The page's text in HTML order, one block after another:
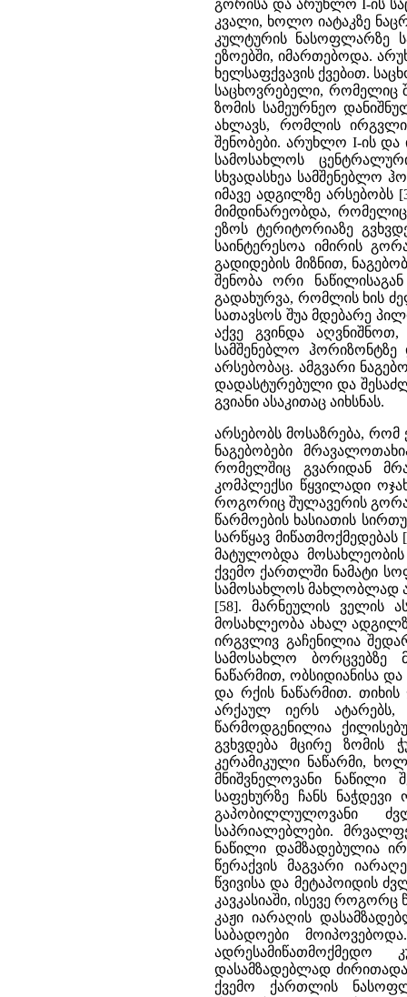
გორისა და არუხლო I-ის
კვალი, ხოლო იატაკზე
კულტურის ნასოფლარზე
ეზოებში, იმართებოდა.
ხელსაფქვავის ქვებoთ.
საცხოვრებელი,
ზომის სამეურნეო
ახლავს, რომლის
შენობები. არუხლო I-ის და
სამოსახლოს
სხვადასხეა სამშენებლო
იმავე ადგილზე არსებობს
მიმდინარეობდა,
ეზოს ტერიტორიაზე
საინტერესოა იმირის
გადიდების მიზნით,
შენობა ორი
გადახურვა, რომლის ხის
სათავსოს შუა მდებარე
აქვე გვინდა
სამშენებლო
არსებობაც. ამგვარი
დადასტურებული და
გვიანი ასაკითაც აიხსნას.
არსებობს მოსაზრება,
ნაგებობები
რომელშიც გვარიდან
კომპლექსი წყვილადი
როგორიც შულავერის
წარმოების ხასიათის
სარწყავ
მატულობდა მოსახლეობის
ქვემო ქართლში ნამატი
სამოსახლოს მახლობლად
[58]. მარნეულის ველის
მოსახლეობა ახალ
ირგვლივ გაჩენილია
სამოსახლო ბორცვებზე
ნაწარმით, ობსიდიანისა
და რქის ნაწარმით. თიხის
არქაულ იერს
წარმოდგენილია
გვხვდება მცირე ზომის
კერამიკული ნაწარმი,
მნიშვნელოვანი ნაწილი
საფეხურზე ჩანს
გაპობილლულოვანი
საპრიალებლები.
ნაწილი დამზადებულია
წერაქვის მაგვარი
წვივისა და მეტაპოიდის
კავკასიაში, ისევე როგორც
კაჟი იარაღის
საბადოები
დასამზადებლად
ქვემო ქართლის